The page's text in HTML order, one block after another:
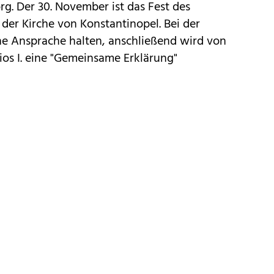
Der 30. November ist das Fest des
Kirche von Konstantinopel. Bei der
Ansprache halten, anschließend wird von
I. eine "Gemeinsame Erklärung"